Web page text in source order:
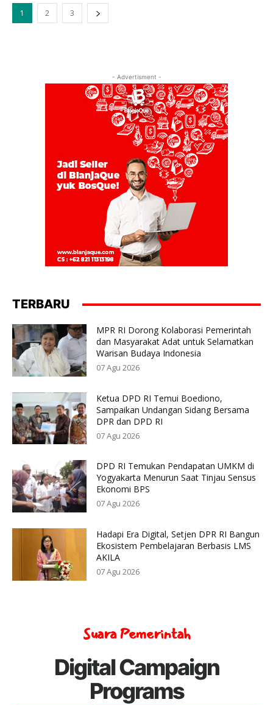
1 2 3
- Advertisment -
TERBARU
MPR RI Dorong Kolaborasi Pemerintah
dan Masyarakat Adat untuk Selamatkan
Warisan Budaya Indonesia
07 Agu 2026
Ketua DPD RI Temui Boediono,
Sampaikan Undangan Sidang Bersama
DPR dan DPD RI
07 Agu 2026
DPD RI Temukan Pendapatan UMKM di
Yogyakarta Menurun Saat Tinjau Sensus
Ekonomi BPS
07 Agu 2026
Hadapi Era Digital, Setjen DPR RI Bangun
Ekosistem Pembelajaran Berbasis LMS
AKILA
07 Agu 2026
Suara Pemerintah
Digital Campaign
Programs